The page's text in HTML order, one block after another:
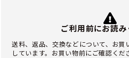
ご利用前にお読
送料、返品、交換などについて、お買
しています。お買い物前にご確認くだ